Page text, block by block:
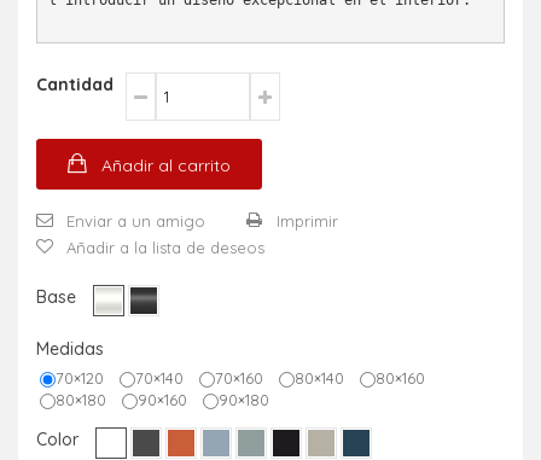
Cantidad
Añadir al carrito
Enviar a un amigo
Imprimir
Añadir a la lista de deseos
Base
Medidas
70×120 70×140 70×160 80×140
80×160
80×180
90×160 90×180
Color